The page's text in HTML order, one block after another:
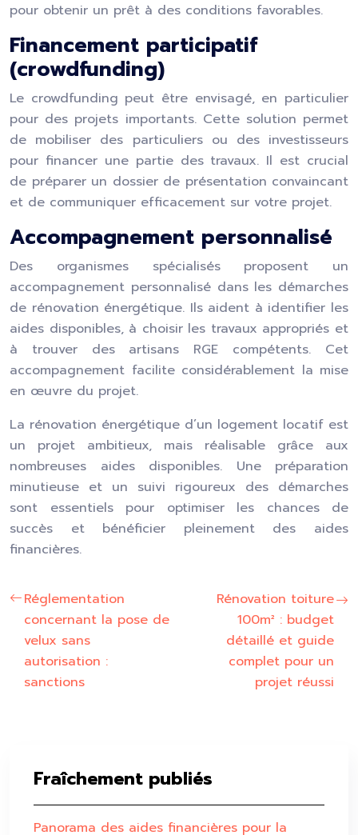
pour obtenir un prêt à des conditions favorables.
Financement participatif
(crowdfunding)
Le crowdfunding peut être envisagé, en particulier
pour des projets importants. Cette solution permet
de mobiliser des particuliers ou des investisseurs
pour financer une partie des travaux. Il est crucial
de préparer un dossier de présentation convaincant
et de communiquer efficacement sur votre projet.
Accompagnement personnalisé
Des organismes spécialisés proposent un
accompagnement personnalisé dans les démarches
de rénovation énergétique. Ils aident à identifier les
aides disponibles, à choisir les travaux appropriés et
à trouver des artisans RGE compétents. Cet
accompagnement facilite considérablement la mise
en œuvre du projet.
La rénovation énergétique d’un logement locatif est
un projet ambitieux, mais réalisable grâce aux
nombreuses aides disponibles. Une préparation
minutieuse et un suivi rigoureux des démarches
sont essentiels pour optimiser les chances de
succès et bénéficier pleinement des aides
financières.
Réglementation
concernant la pose de
velux sans
autorisation :
sanctions
Rénovation toiture
100m² : budget
détaillé et guide
complet pour un
projet réussi
Fraîchement publiés
Panorama des aides financières pour la